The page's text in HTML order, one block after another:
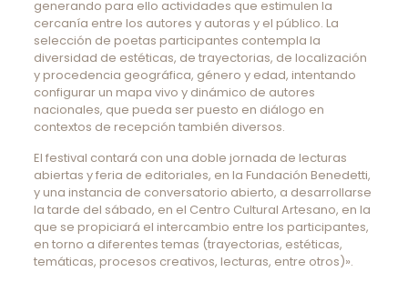
generando para ello actividades que estimulen la
cercanía entre los autores y autoras y el público. La
selección de poetas participantes contempla la
diversidad de estéticas, de trayectorias, de localización
y procedencia geográfica, género y edad, intentando
configurar un mapa vivo y dinámico de autores
nacionales, que pueda ser puesto en diálogo en
contextos de recepción también diversos.
El festival contará con una doble jornada de lecturas
abiertas y feria de editoriales, en la Fundación Benedetti,
y una instancia de conversatorio abierto, a desarrollarse
la tarde del sábado, en el Centro Cultural Artesano, en la
que se propiciará el intercambio entre los participantes,
en torno a diferentes temas (trayectorias, estéticas,
temáticas, procesos creativos, lecturas, entre otros)».